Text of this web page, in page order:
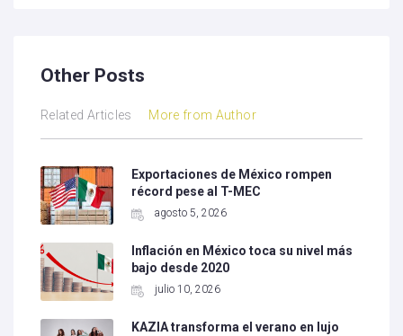
Other Posts
Related Articles More from Author
Exportaciones de México rompen
récord pese al T-MEC
agosto 5, 2026
Inflación en México toca su nivel más
bajo desde 2020
julio 10, 2026
KAZIA transforma el verano en lujo